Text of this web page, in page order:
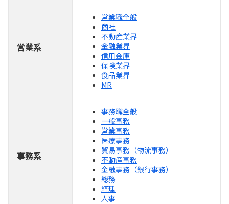
営業系
営業職全般
商社
不動産業界
金融業界
信用金庫
保険業界
食品業界
MR
事務系
事務職全般
一般事務
営業事務
医療事務
貿易事務（物流事務）
不動産事務
金融事務（銀行事務）
総務
経理
人事